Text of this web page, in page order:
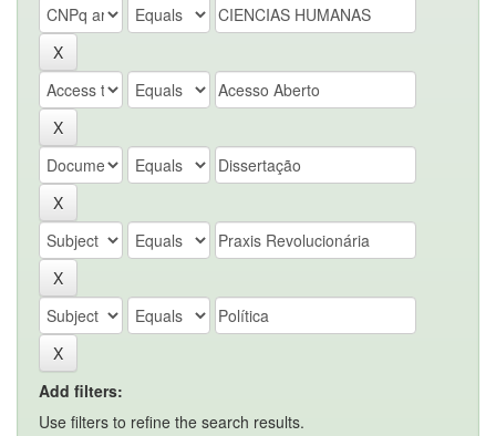
Add filters:
Use filters to refine the search results.